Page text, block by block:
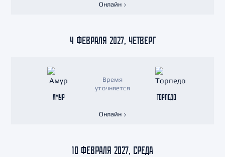
Онлайн
4 ФЕВРАЛЯ 2027, ЧЕТВЕРГ
АМУР
Время
уточняется
ТОРПЕДО
Онлайн
10 ФЕВРАЛЯ 2027, СРЕДА